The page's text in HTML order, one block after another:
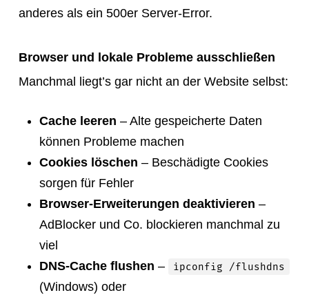
anderes als ein 500er Server-Error.
Browser und lokale Probleme ausschließen
Manchmal liegt’s gar nicht an der Website selbst:
Cache leeren – Alte gespeicherte Daten
können Probleme machen
Cookies löschen – Beschädigte Cookies
sorgen für Fehler
Browser-Erweiterungen deaktivieren –
AdBlocker und Co. blockieren manchmal zu
viel
DNS-Cache flushen – ipconfig /flushdns
(Windows) oder